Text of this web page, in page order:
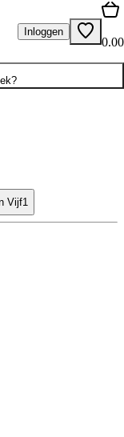
Inloggen
0.00
Vijf1